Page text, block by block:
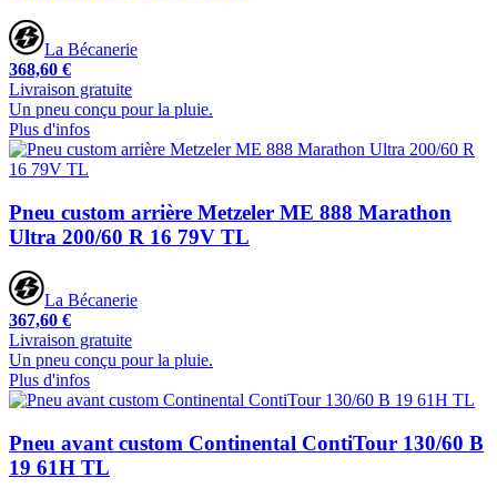
La Bécanerie
368,60 €
Livraison gratuite
Un pneu conçu pour la pluie.
Plus d'infos
Pneu custom arrière Metzeler ME 888 Marathon
Ultra 200/60 R 16 79V TL
La Bécanerie
367,60 €
Livraison gratuite
Un pneu conçu pour la pluie.
Plus d'infos
Pneu avant custom Continental ContiTour 130/60 B
19 61H TL